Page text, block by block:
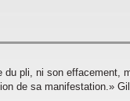
du pli, ni son effacement,
de sa manifestation.»